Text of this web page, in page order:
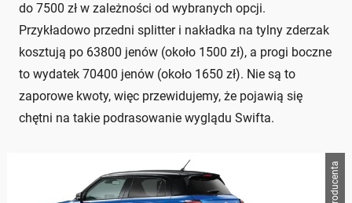
do 7500 zł w zależności od wybranych opcji.
Przykładowo przedni splitter i nakładka na tylny zderzak
kosztują po 63800 jenów (około 1500 zł), a progi boczne
to wydatek 70400 jenów (około 1650 zł). Nie są to
zaporowe kwoty, więc przewidujemy, że pojawią się
chętni na takie podrasowanie wyglądu Swifta.